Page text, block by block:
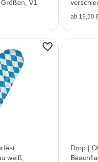
V1
ab 19,50
weiß,
Drop |